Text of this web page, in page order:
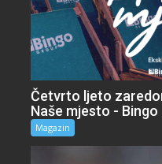
Četvrto ljeto
Naše mjesto -
Magazin